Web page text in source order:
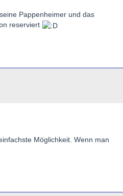
auch welche Farbe er hat !
müssen, wie dies viele
praktizieren !
bezüglich eines Angebots
Pappenheimer und das
reserviert
Möglichkeit. Wenn man